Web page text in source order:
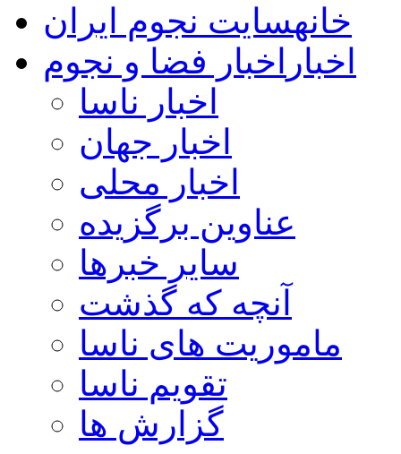
خانهسایت نجوم ایران
اخبار اخبار فضا و نجوم
اخبار ناسا
اخبار جهان
اخبار محلی
عناوین برگزیده
سایر خبرها
آنچه که گذشت
ماموریت های ناسا
تقویم ناسا
گزارش ها